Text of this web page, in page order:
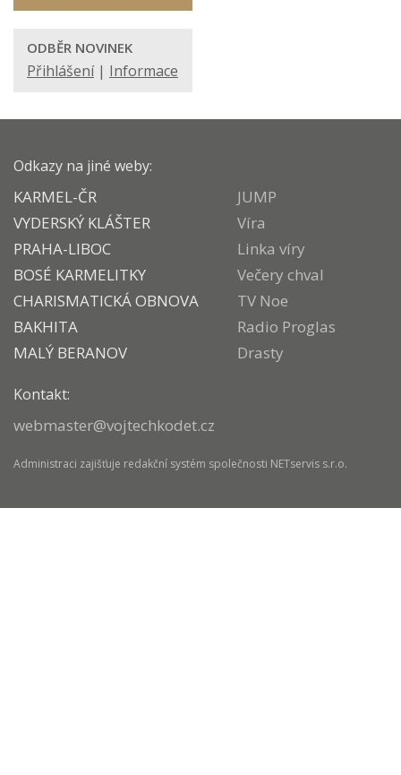
ODBĚR NOVINEK
Přihlášení| Informace
Odkazy na jiné weby:
KARMEL-ČR
VYDERSKÝ KLÁŠTER
PRAHA-LIBOC
BOSÉ KARMELITKY
CHARISMATICKÁ OBNOVA
BAKHITA
MALÝ BERANOV
JUMP
Víra
Linka víry
Večery chval
TV Noe
Radio Proglas
Drasty
Kontakt:
webmaster@vojtechkodet.cz
Administraci zajišťuje redakční systém společnosti NETservis s.r.o.